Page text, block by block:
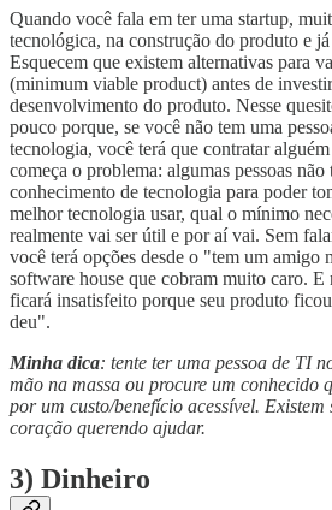
Quando você fala em ter uma startup,
tecnológica, na construção do produto e
Esquecem que existem alternativas para
(minimum viable product) antes de
desenvolvimento do produto. Nesse
pouco porque, se você não tem uma
tecnologia, você terá que contratar
começa o problema: algumas pessoas
conhecimento de tecnologia para poder
melhor tecnologia usar, qual o mínimo
realmente vai ser útil e por aí vai. Sem
você terá opções desde o "tem um amigo
software house que cobram muito caro.
ficará insatisfeito porque seu produto
deu".
Minha dica: tente ter uma pessoa de TI
mão na massa ou procure um conhecido
por um custo/benefício acessível. Existem
coração querendo ajudar.
3) Dinheiro